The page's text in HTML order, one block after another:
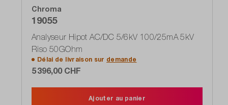
Chroma
19055
Analyseur Hipot AC/DC 5/6kV 100/25mA 5kV
Riso 50GOhm
Délai de livraison sur demande
5 396,00 CHF
Ajouter au panier